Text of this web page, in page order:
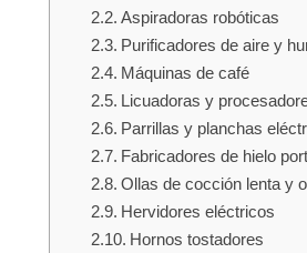
Aspiradoras robóticas
Purificadores de aire y
Máquinas de café
Licuadoras y
Parrillas y planchas
Fabricadores de hielo
Ollas de cocción lenta y
Hervidores eléctricos
Hornos tostadores